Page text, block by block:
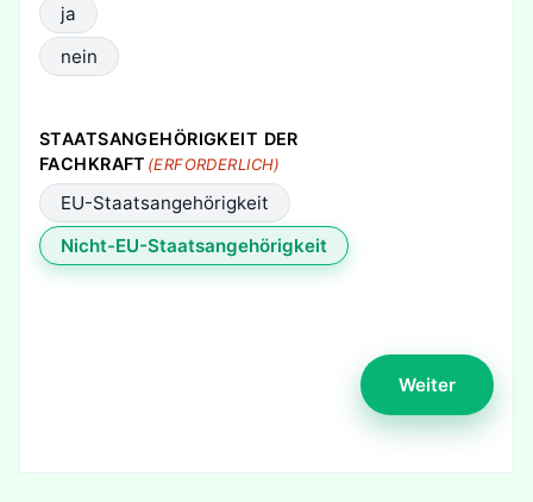
ja
nein
STAATSANGEHÖRIGKEIT DER
FACHKRAFT (ERFORDERLICH)
EU-Staatsangehörigkeit
Nicht-EU-Staatsangehörigkeit
Weiter